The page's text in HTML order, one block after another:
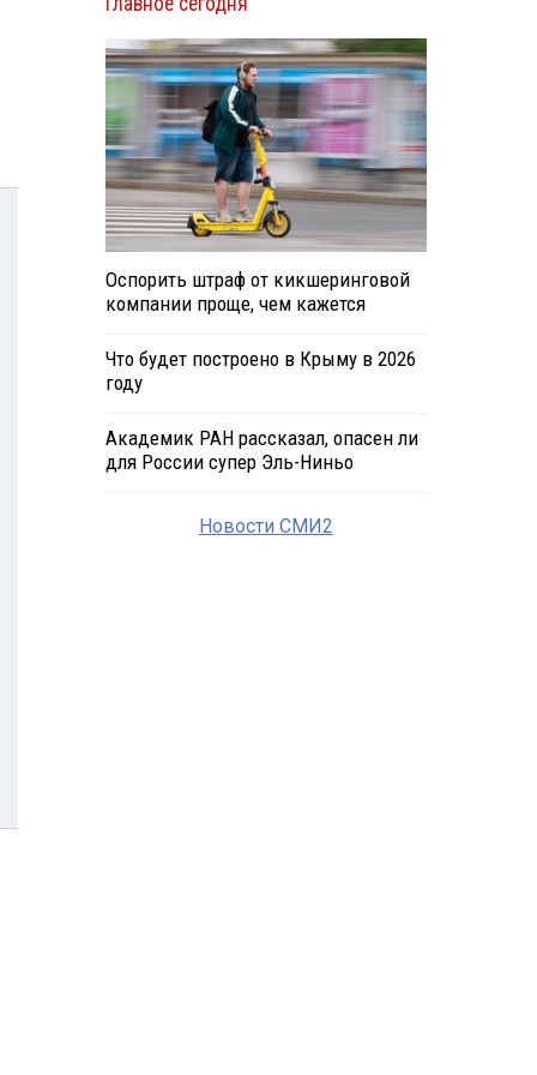
Оспорить штраф от кикшеринговой
компании проще, чем кажется
Что будет построено в Крыму в 2026
году
Академик РАН рассказал, опасен ли
для России супер Эль-Ниньо
Новости СМИ2